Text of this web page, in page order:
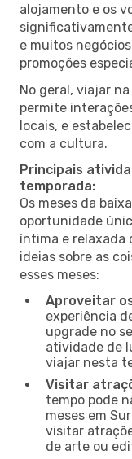
alojamento e os
e muitos
promoções
No geral, viajar
permite
locais, e
com a cultura.
Principais
temporada:
Os meses da
oportunidade
íntima e relaxada
ideias sobre as
esses meses:
Aproveitar
experiência
upgrade no
atividade de
viajar nesta
Visitar
tempo pode
meses em
visitar
de arte ou